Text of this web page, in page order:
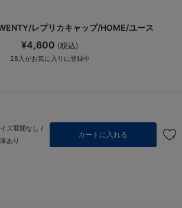
レプリカキャップ/HOME/ユース
¥4,600 (税込)
28 人がお気に入りに登録中
ズ展開なし /
あり
カートに入れる